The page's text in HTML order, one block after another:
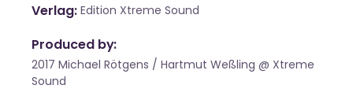
Verlag Edition Xtreme Sound
Produced by:
2017 Michael Rötgens / Hartmut Weßling @ Xtreme
Sound